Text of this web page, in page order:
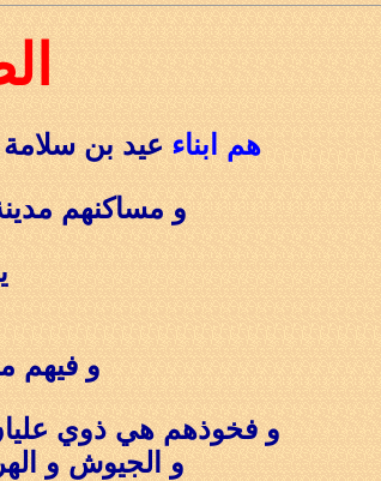
هم ابناء عيد بن
و مساكنهم
و فيهم
و فخوذهم هي ذوي
و الجيوش و